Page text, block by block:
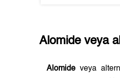
Alomideveya
Alomide veya